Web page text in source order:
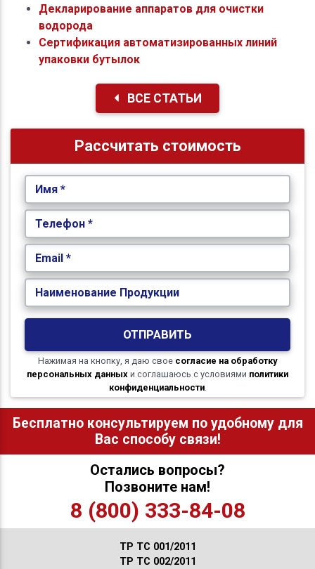
Декларирование аппаратов для очистки
водорода
Сертификация автоматизированных линий
упаковки бутылок
ВСЕ СТАТЬИ
Рассчитать стоимость
Имя *
Телефон *
Email *
Наименование Продукции
ОТПРАВИТЬ
Нажимая на кнопку, я даю свое согласие на обработку
персональных данных и соглашаюсь с условиями политики
конфиденциальности.
Бесплатно консультируем по удобному для
Вас способу связи!
Остались вопросы?
Позвоните нам!
8 (800) 333-84-08
ТР ТС 001/2011
ТР ТС 002/2011